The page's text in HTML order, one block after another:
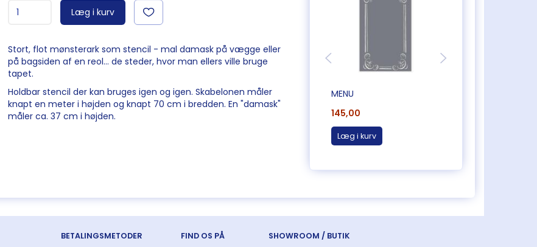
Læg i kurv
Stort, flot mønsterark som stencil - mal damask på vægge eller
på bagsiden af en reol... de steder, hvor man ellers ville bruge
tapet.
Holdbar stencil der kan bruges igen og igen. Skabelonen måler
knapt en meter i højden og knapt 70 cm i bredden. En "damask"
måler ca. 37 cm i højden.
MENU
145,00
Læg i kurv
BETALINGSMETODER FIND OS PÅ SHOWROOM / BUTIK